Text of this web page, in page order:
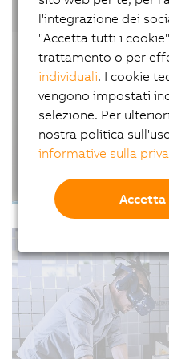
times and shifting
competitive
of the best highlights
Strong like metal,
11/10/2022
composites to the
production.
l'integrazione dei
"Accetta tutti i
trattamento o per
individuali. I cookie
vengono impostati
selezione. Per
nostra politica
informative sulla